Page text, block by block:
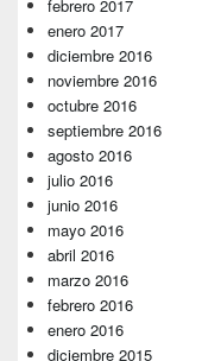
febrero 2017
enero 2017
diciembre 2016
noviembre 2016
octubre 2016
septiembre 2016
agosto 2016
julio 2016
junio 2016
mayo 2016
abril 2016
marzo 2016
febrero 2016
enero 2016
diciembre 2015